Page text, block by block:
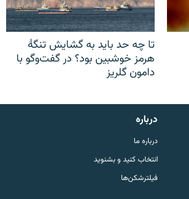
تا چه حد باید به گشایش تنگهٔ
هرمز خوشبین بود؟ در گفت‌وگو با
دامون گلریز
درباره
درباره ما
انتخاب کنید و بشنوید
فیلترشکن‌ها